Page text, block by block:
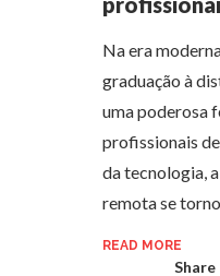
Na era
graduação à
uma poderosa
profissionais
da tecnologia,
remota se
READ MORE
Share